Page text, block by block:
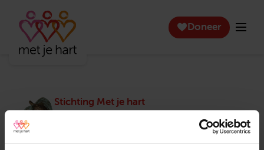
Doneer
Stichting Met je hart
Stichting Met je hart laat ouderen die zich
eenzaam voelen weer genieten en inspireert